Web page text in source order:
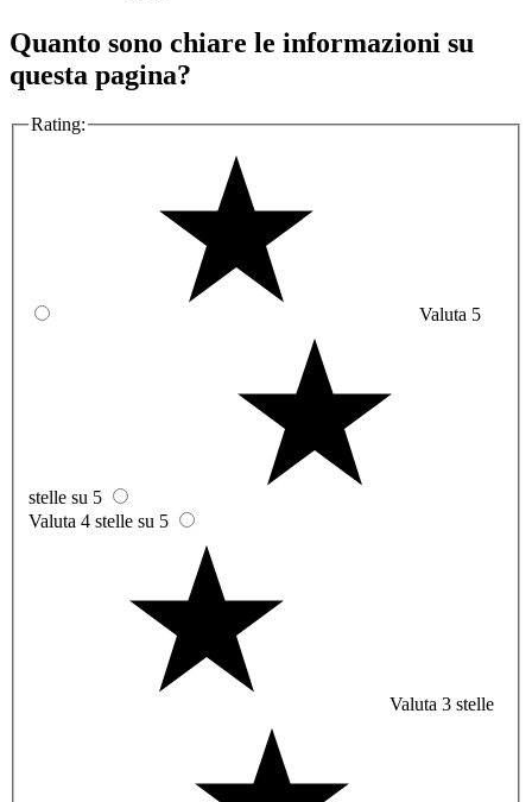
Quanto sono chiare le informazioni su
questa pagina?
Rating:
Valuta 5
stelle su 5
Valuta 4 stelle su 5
Valuta 3 stelle